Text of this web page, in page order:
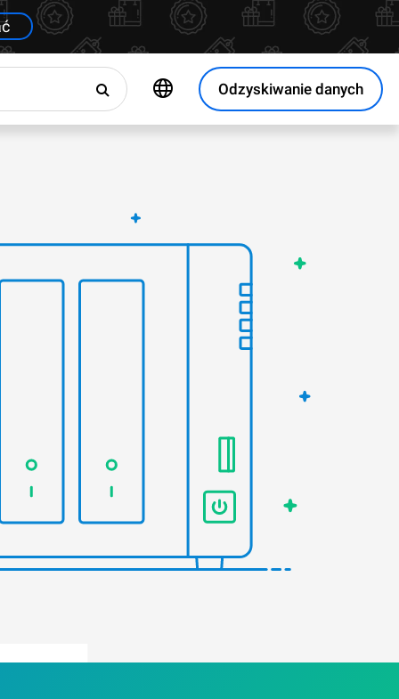
Odzyskiwanie danych